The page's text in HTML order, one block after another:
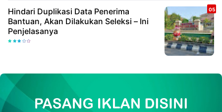
Hindari Duplikasi Data Penerima
Bantuan, Akan Dilakukan Seleksi – Ini
Penjelasanya